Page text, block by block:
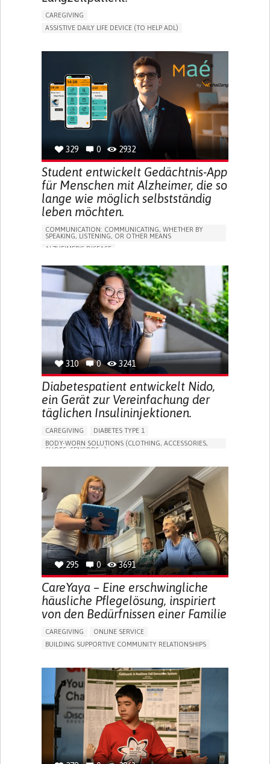
CAREGIVING
ASSISTIVE DAILY LIFE DEVICE (TO HELP ADL)
MAINTAINING BALANCE AND MOBILITY
PREVENTING (VACCINATION, PROTECTION, FALLS,
GENERAL AND FAMILY MEDICINE
CAREGIVER SUPPORT
UNITED STATES
329 0 2932
Student entwickelt Gedächtnis-App
für Menschen mit Alzheimer, die so
lange wie möglich selbstständig
leben möchten.
COMMUNICATION: COMMUNICATING, WHETHER BY
SPEAKING, LISTENING, OR OTHER MEANS
ALZHEIMER'S DISEASE
MEMORY LOSS
PROMOTING SELF-MANAGEMENT
MANAGING NEUROLOGICAL DISORDERS
CAREGIVING SUPPORT
GENERAL AND FAMILY MEDICINE
NEUROLOGY
FRANCE
310 0 3241
Diabetespatient entwickelt Nido,
ein Gerät zur Vereinfachung der
täglichen Insulininjektionen.
CAREGIVING
DIABETES TYPE 1
BODY-WORN SOLUTIONS (CLOTHING, ACCESSORIES,
SHOES, SENSORS...)
295 0 3691
CareYaya – Eine erschwingliche
häusliche Pflegelösung, inspiriert
von den Bedürfnissen einer Familie
CAREGIVING
ONLINE SERVICE
BUILDING SUPPORTIVE COMMUNITY RELATIONSHIPS
GENERAL AND FAMILY MEDICINE
AGING
CAREGIVER SUPPORT
UNITED STATES